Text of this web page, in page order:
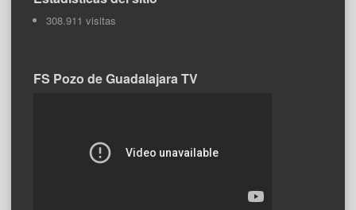
308.911 visitas
FS Pozo de Guadalajara TV